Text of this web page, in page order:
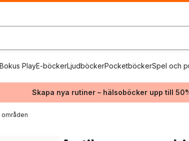
Bokus PlayE-böckerLjudböckerPocketböckerSpel och
Skapa nya rutiner – hälsoböcker upp till